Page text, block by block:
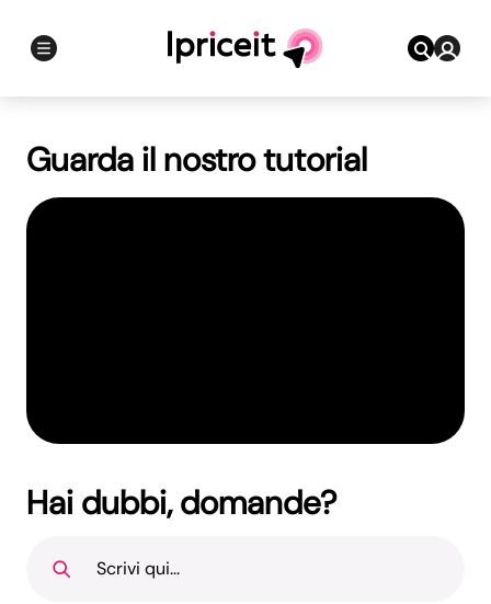
Guarda il nostro tutorial
Hai dubbi, domande?
Scrivi qui...